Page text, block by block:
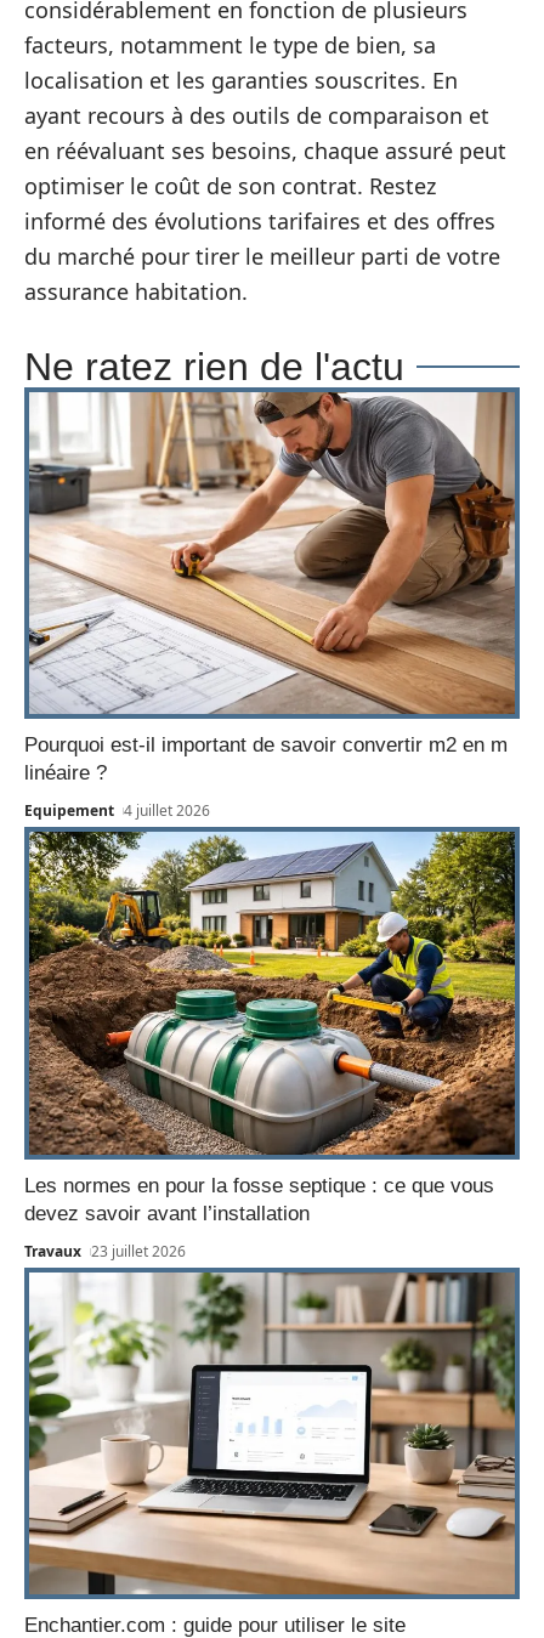
considérablement en fonction de plusieurs
facteurs, notamment le type de bien, sa
localisation et les garanties souscrites. En
ayant recours à des outils de comparaison et
en réévaluant ses besoins, chaque assuré peut
optimiser le coût de son contrat. Restez
informé des évolutions tarifaires et des offres
du marché pour tirer le meilleur parti de votre
assurance habitation.
Ne ratez rien de l'actu
Pourquoi est-il important de savoir convertir m2 en m
linéaire ?
Equipement 4 juillet 2026
Les normes en pour la fosse septique : ce que vous
devez savoir avant l’installation
Travaux 23 juillet 2026
Enchantier.com : guide pour utiliser le site